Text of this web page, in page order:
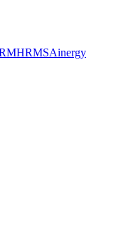
HRMSAinergy